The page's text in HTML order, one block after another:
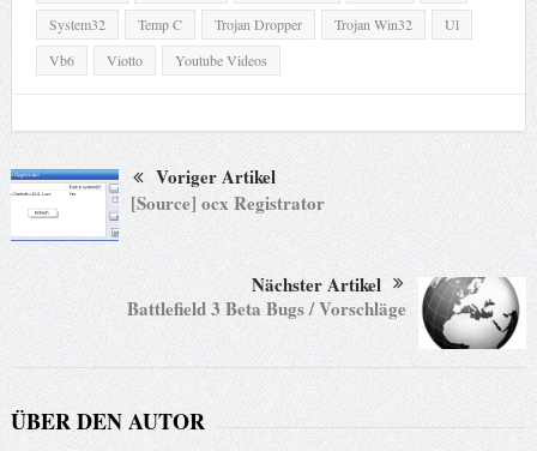
System32 Temp C Trojan Dropper Trojan Win32
Ul
Vb6
Viotto Youtube Videos
Voriger Artikel
[Source] ocx Registrator
Nächster Artikel
Battlefield 3 Beta Bugs / Vorschläge
ÜBER DEN AUTOR